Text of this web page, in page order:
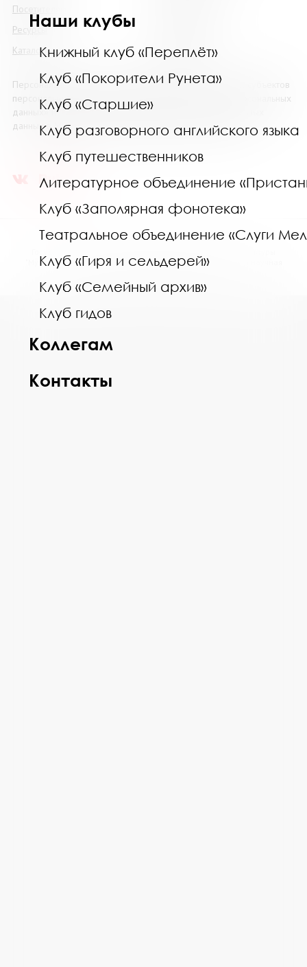
Наши клубы
Книжный клуб «Переплёт»
Клуб «Покорители Рунета»
Клуб «Старшие»
Клуб разговорного английского языка
Клуб путешественников
Литературное объединение
Клуб «Заполярная фонотека»
Театральное объединение «Слуги
Клуб «Гиря и сельдерей»
Клуб «Семейный архив»
Клуб гидов
Коллегам
Контакты
Посетителям
Ресурсы
Каталоги
Контакты
Персональные данные размещены на сайте с согласия субъектов
персональных данных, в соответствии с 152 ФЗ «О Персональных
данных» и Политики в отношении обработки персональных
данных в МГОУНБ. Условия и запреты не установлены.
"Мурманская государственная областная универсальная научная